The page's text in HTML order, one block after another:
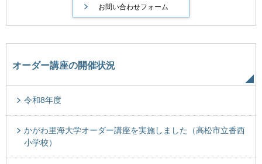
オーダー講座の開催状況
令和8年度
かがわ里海大学オーダー講座を実施しました（高松市立香西
小学校）